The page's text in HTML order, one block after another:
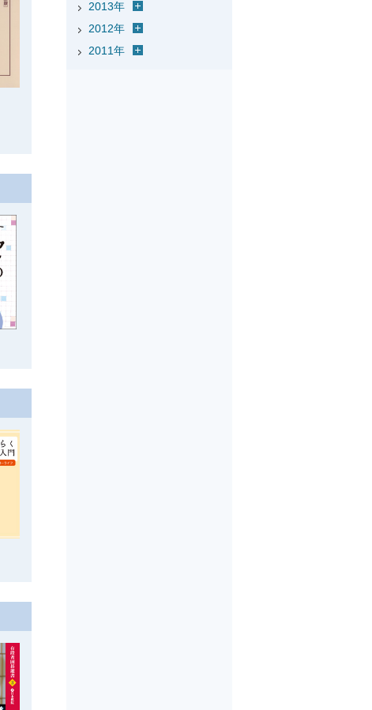
2013年
2012年
2011年